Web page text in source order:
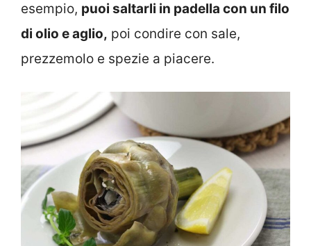
esempio, puoi saltarli in padella con un filo
di olio e aglio, poi condire con sale,
prezzemolo e spezie a piacere.